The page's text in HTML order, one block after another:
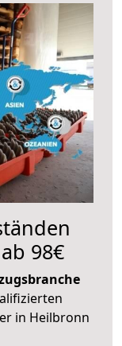
98€
in Heilbronn